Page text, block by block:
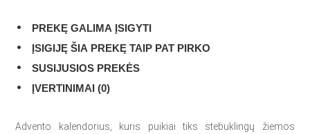
PREKĘ GALIMA ĮSIGYTI
ĮSIGIJĘ ŠIA PREKĘ TAIP PAT PIRKO
SUSIJUSIOS PREKĖS
ĮVERTINIMAI (0)
Advento kalendorius, kuris puikiai tiks stebuklingų žiemos